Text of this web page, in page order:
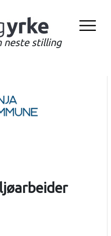
neste stilling